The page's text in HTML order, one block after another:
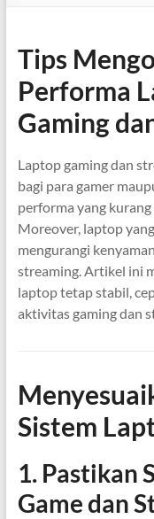
Tips
Performa
Gaming
Laptop gaming dan
bagi para gamer
performa yang
Moreover, laptop
mengurangi
streaming. Artikel ini
laptop tetap stabil,
aktivitas gaming dan
Sistem
1. Pastikan
Game dan